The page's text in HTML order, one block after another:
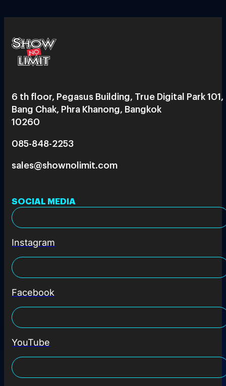
6 th floor, Pegasus Building, True Digital Park 101,
Bang Chak, Phra Khanong, Bangkok
10260
085-848-2253
sales@shownolimit.com
SOCIAL MEDIA
Instagram
Facebook
YouTube